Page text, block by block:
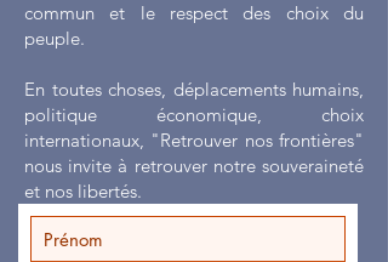
commun et le respect des choix du
peuple.
En toutes choses, déplacements humains,
politique économique, choix
internationaux, "Retrouver nos frontières"
nous invite à retrouver notre souveraineté
et nos libertés.